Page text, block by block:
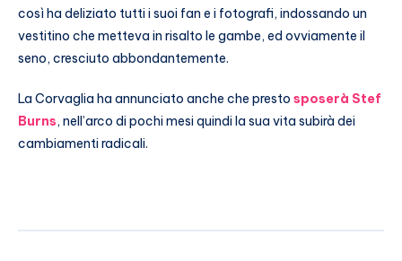
così ha deliziato tutti i suoi fan e i fotografi, indossando un
vestitino che metteva in risalto le gambe, ed ovviamente il
seno, cresciuto abbondantemente.
La Corvaglia ha annunciato anche che presto sposerà Stef
Burns, nell’arco di pochi mesi quindi la sua vita subirà dei
cambiamenti radicali.